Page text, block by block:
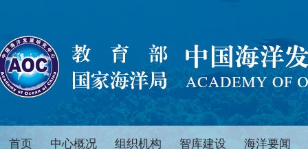
首页 中心概况 组织机构 智库建设 海洋要闻